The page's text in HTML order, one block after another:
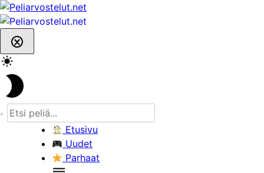
Skip
to
content
Etusivu
Uudet
Parhaat